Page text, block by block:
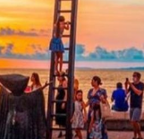
Explosión De Una
De La Cuarta
En El Estero El
PriceAgencies
En Puerto
Integrar La Planilla Del